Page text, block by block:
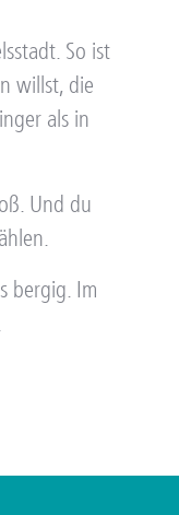
So ist
willst, die
als in
Und du
bergig. Im